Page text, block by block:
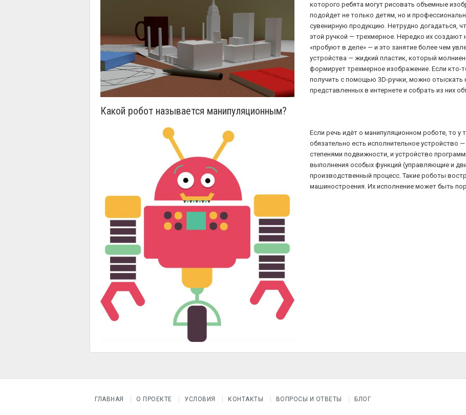
которого ребята могут рисовать объемные
подойдет не только детям, но и
сувенирную продукцию. Нетрудно догадаться,
этой ручкой — трехмерное. Нередко их создают
«пробуют в деле» — и это занятие более чем
устройства — жидкий пластик, который
формирует трехмерное изображение. Если кто-
получить с помощью 3D-ручки, можно
представленных в интернете и собрать из них
Какой робот называется манипуляционным?
Если речь идёт о манипуляционном роботе, то
обязательно есть исполнительное устройство
степенями подвижности, и устройство
выполнения особых функций (управляющие и
производственный процесс. Такие роботы
машиностроения. Их исполнение может быть
ГЛАВНАЯ О ПРОЕКТЕ УСЛОВИЯ КОНТАКТЫ ВОПРОСЫ И ОТВЕТЫ БЛОГ